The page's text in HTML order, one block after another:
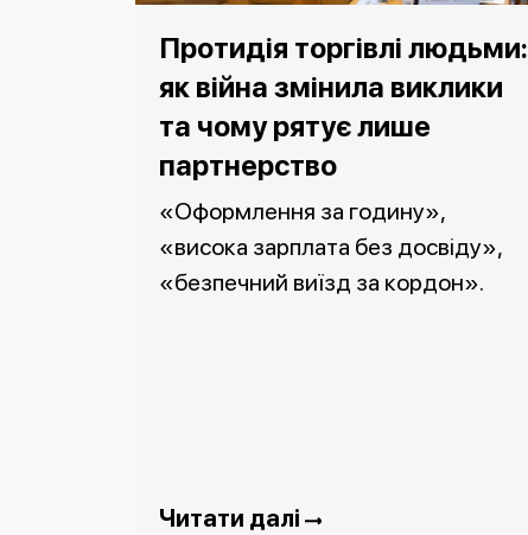
Протидія торгівлі людьми:
як війна змінила виклики
та чому рятує лише
партнерство
«Оформлення за годину»,
«висока зарплата без досвіду»,
«безпечний виїзд за кордон».
Читати далі